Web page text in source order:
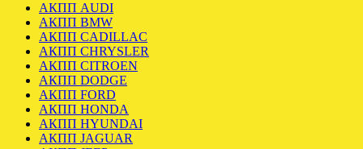
АКПП AUDI
АКПП BMW
АКПП CADILLAC
АКПП CHRYSLER
АКПП CITROEN
АКПП DODGE
АКПП FORD
АКПП HONDA
АКПП HYUNDAI
АКПП JAGUAR